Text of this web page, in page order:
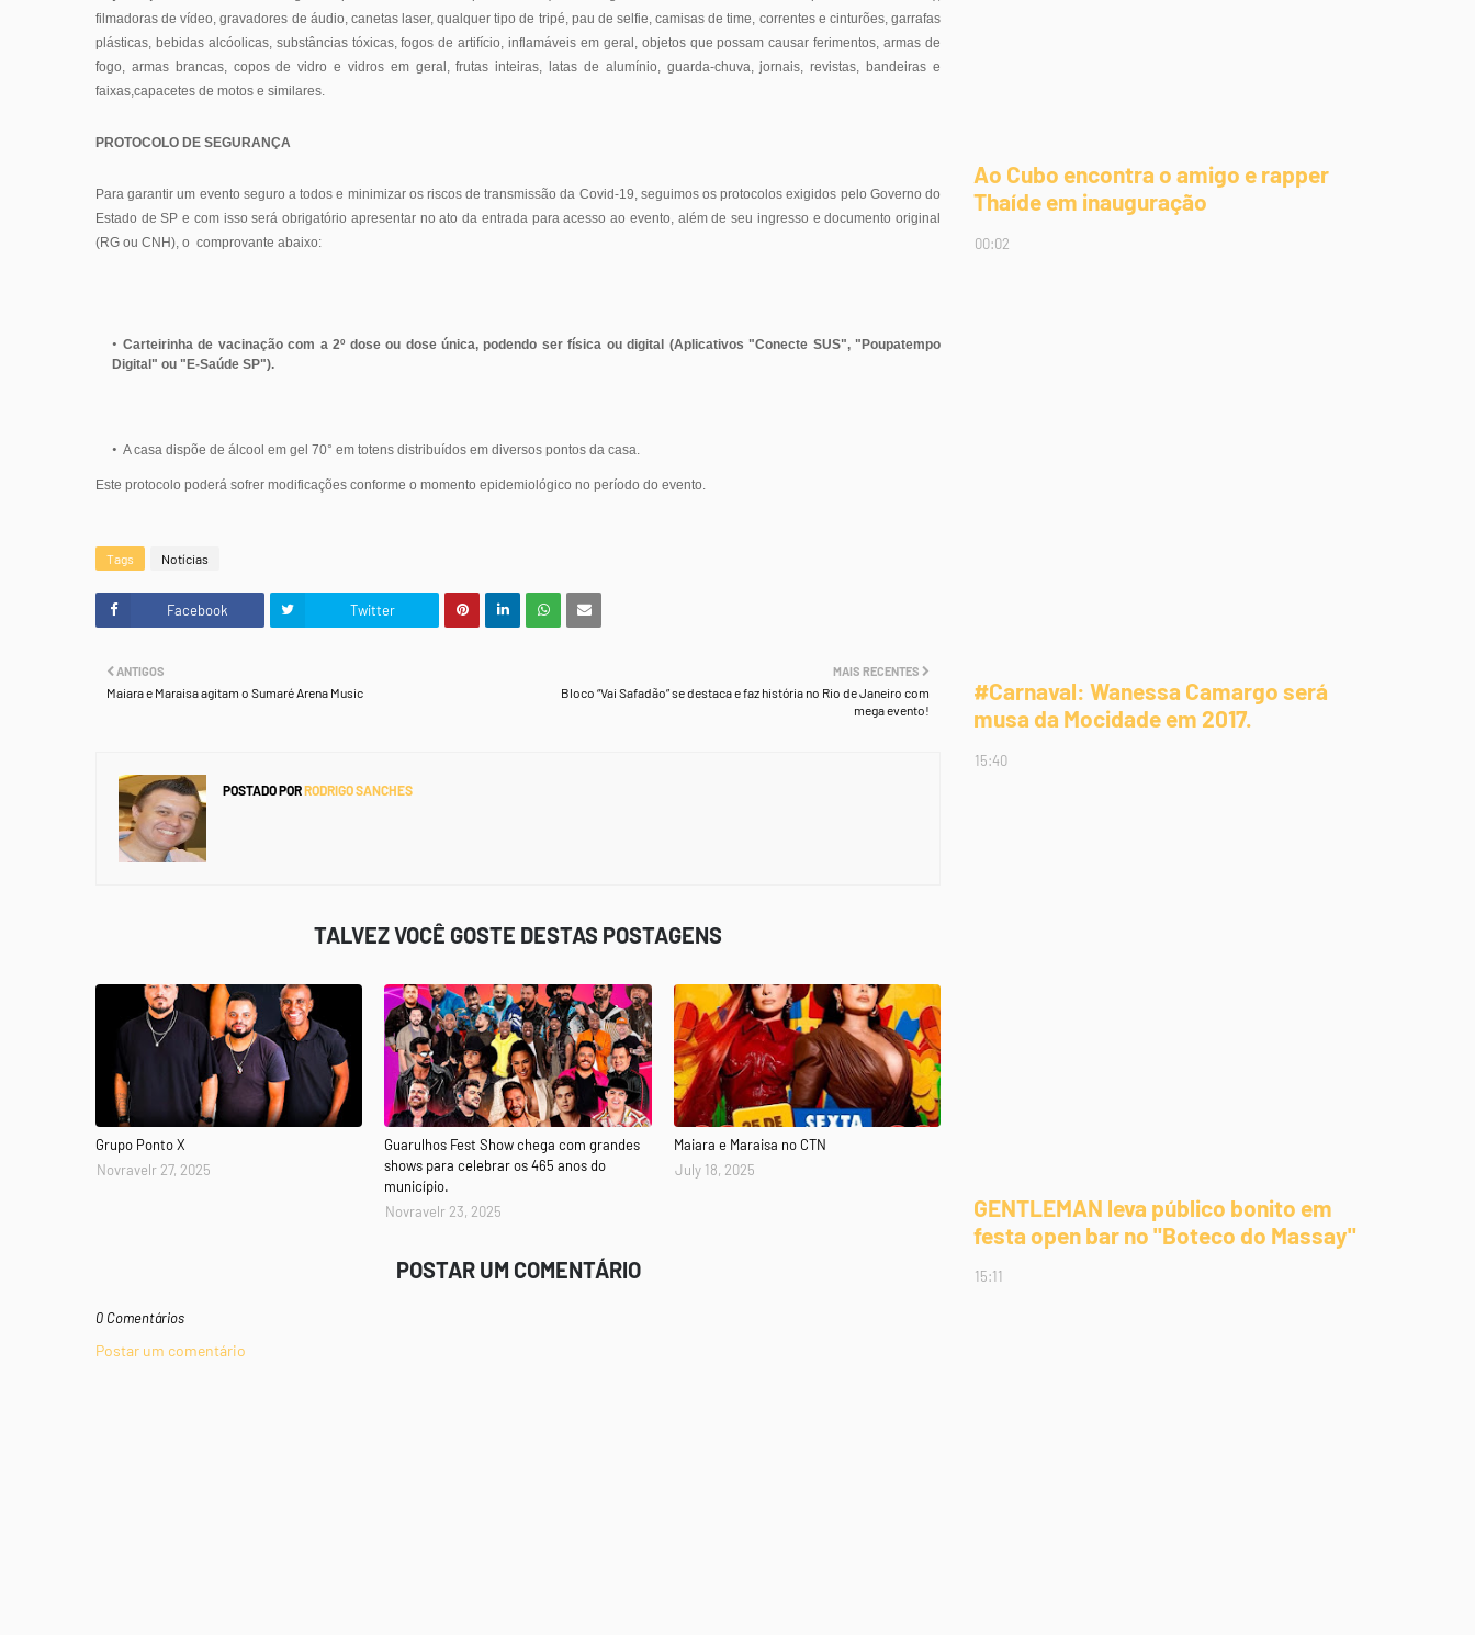
filmadoras de vídeo, gravadores de áudio, canetas laser, qualquer tipo de tripé, pau de selfie, camisas de time, correntes e cinturões, garrafas
plásticas, bebidas alcóolicas, substâncias tóxicas, fogos de artifício, inflamáveis em geral, objetos que possam causar ferimentos, armas de
fogo, armas brancas, copos de vidro e vidros em geral, frutas inteiras, latas de alumínio, guarda-chuva, jornais, revistas, bandeiras e
faixas,capacetes de motos e similares.
PROTOCOLO DE SEGURANÇA
Para garantir um evento seguro a todos e minimizar os riscos de transmissão da Covid-19, seguimos os protocolos exigidos pelo Governo do
Estado de SP e com isso será obrigatório apresentar no ato da entrada para acesso ao evento, além de seu ingresso e documento original
(RG ou CNH), o comprovante abaixo:
Carteirinha de vacinação com a 2º dose ou dose única, podendo ser física ou digital (Aplicativos "Conecte SUS", "Poupatempo
Digital" ou "E-Saúde SP").
A casa dispõe de álcool em gel 70° em totens distribuídos em diversos pontos da casa.
Este protocolo poderá sofrer modificações conforme o momento epidemiológico no período do evento.
Tags Notícias
Facebook Twitter
MAIS RECENTES
Bloco “Vai Safadão” se destaca e faz história no Rio de Janeiro com
mega evento!
ANTIGOS
Maiara e Maraisa agitam o Sumaré Arena Music
POSTADO PORRODRIGO SANCHES
TALVEZ VOCÊ GOSTE DESTAS POSTAGENS
Grupo Ponto X
Novravelr 27, 2025
Guarulhos Fest Show chega com grandes
shows para celebrar os 465 anos do
município.
Novravelr 23, 2025
Maiara e Maraisa no CTN
July 18, 2025
POSTAR UM COMENTÁRIO
0 Comentários
Postar um comentário
Ao Cubo encontra o amigo e rapper
Thaíde em inauguração
00:02
#Carnaval: Wanessa Camargo será
musa da Mocidade em 2017.
15:40
GENTLEMAN leva público bonito em
festa open bar no "Boteco do Massay"
15:11